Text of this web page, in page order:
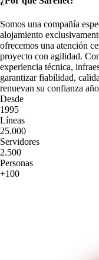
Somos una compañía
alojamiento
ofrecemos una atención
proyecto con agilidad.
experiencia técnica,
garantizar fiabilidad,
renuevan su confianza
Desde
1995
Líneas
25.000
Servidores
2.500
Personas
+100